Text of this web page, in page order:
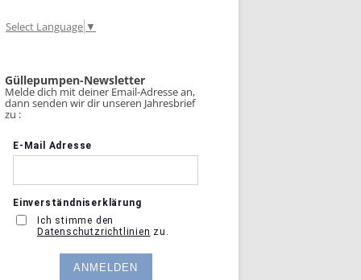
Select Language ▼
Güllepumpen-Newsletter
Melde dich mit deiner Email-Adresse an,
dann senden wir dir unseren Jahresbrief
zu :